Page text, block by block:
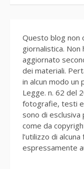
Questo blog non
giornalistica.
aggiornato
dei materiali.
in alcun modo
Legge. n. 62 del
fotografie, testi
sono di
come da
l’utilizzo di
espressamente